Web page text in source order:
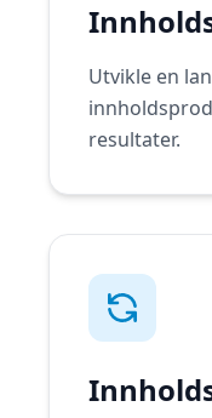
Utvikle en
resultater.